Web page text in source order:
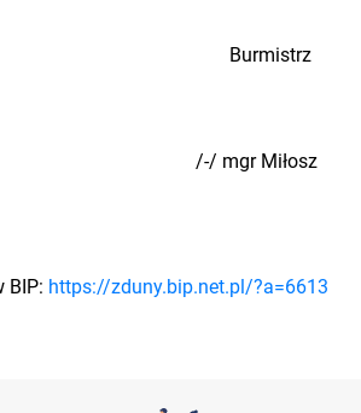
Miłosz
BIP: https://zduny.bip.net.pl/?a=6613